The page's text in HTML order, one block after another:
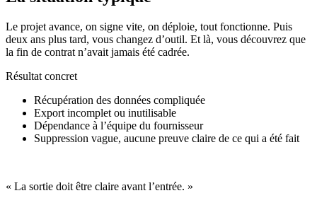
Le projet avance, on signe vite, on déploie, tout fonctionne. Puis
deux ans plus tard, vous changez d’outil. Et là, vous découvrez que
la fin de contrat n’avait jamais été cadrée.
Résultat concret
Récupération des données compliquée
Export incomplet ou inutilisable
Dépendance à l’équipe du fournisseur
Suppression vague, aucune preuve claire de ce qui a été fait
« La sortie doit être claire avant l’entrée. »